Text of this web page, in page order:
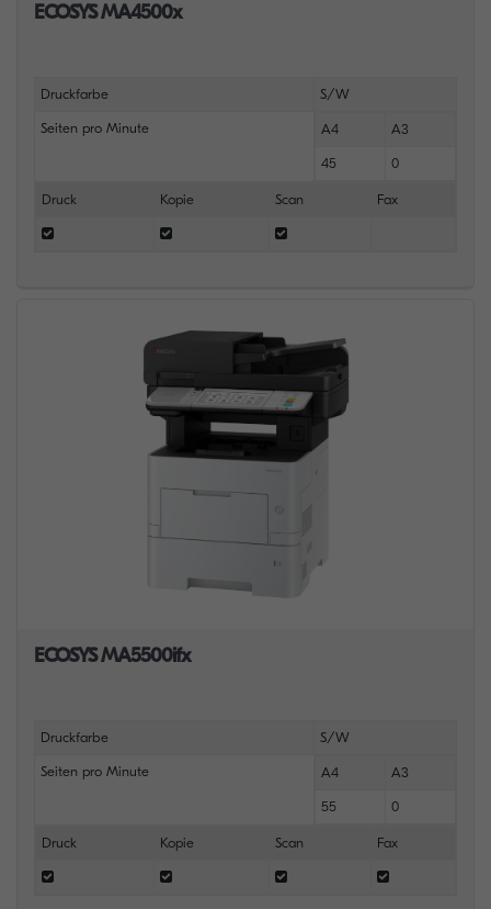
ECOSYS MA4500x
Druckfarbe S/W
Seiten pro Minute A4 A3
45 0
Druck Kopie Scan Fax
ECOSYS MA5500ifx
Druckfarbe S/W
Seiten pro Minute A4 A3
55 0
Druck Kopie Scan Fax